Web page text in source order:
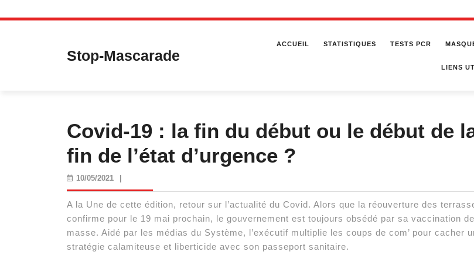
Skip
Stop-Mascarade
ACCUEIL STATISTIQUES TESTS PCR
LIENS
Covid-19 : la fin du début ou le début de
fin de l’état d’urgence ?
10/05/202110/05/2021
A la Une de cette édition, retour sur l’actualité du Covid. Alors que la réouverture des
confirme pour le 19 mai prochain, le gouvernement est toujours obsédé par sa vaccination de
masse. Aidé par les médias du Système, l’exécutif multiplie les coups de com’ pour cacher
stratégie calamiteuse et liberticide avec son passeport sanitaire.